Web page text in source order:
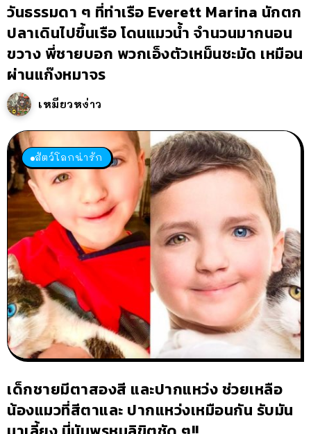
วันธรรมดา ๆ ที่ท่าเรือ Everett Marina นักตก
ปลาเดินไปขึ้นเรือ โดนแมวน้ำ จำนวนมากนอน
ขวาง พี่ชายบอก พวกเอ็งตัวเหม็นชะมัด เหมือน
ผ่านแก๊งหมาจร
เหมียวหง่าว
สัตว์โลกน่ารัก
เด็กชายมีตาสองสี และปากแหว่ง ช่วยเหลือ
น้องแมวที่สีตาและ ปากแหว่งเหมือนกัน รับมัน